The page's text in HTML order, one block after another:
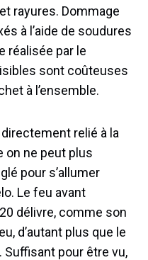
rayures. Dommage
à l’aide de soudures
réalisée par le
sont coûteuses
à l’ensemble.
relié à la
on ne peut plus
pour s’allumer
Le feu avant
délivre, comme son
d’autant plus que le
Suffisant pour être vu,